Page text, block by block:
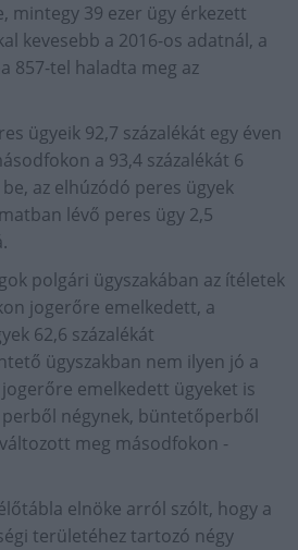
mintegy 39 ezer ügy érkezett
kevesebb a 2016-os adatnál, a
857-tel haladta meg az
ügyeik 92,7 százalékát egy éven
a 93,4 százalékát 6
az elhúzódó peres ügyek
lévő peres ügy 2,5
polgári ügyszakában az ítéletek
jogerőre emelkedett, a
62,6 százalékát
ügyszakban nem ilyen jó a
emelkedett ügyeket is
perből négynek, büntetőperből
meg másodfokon -
elnöke arról szólt, hogy a
területéhez tartozó négy